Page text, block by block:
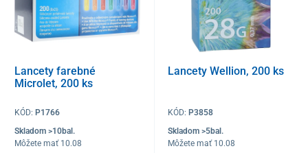
Lancety farebné
Microlet, 200 ks
KÓD: P1766
Skladom >10bal.
Môžete mať 10.08
Lancety Wellion, 200 ks
KÓD:P3858
Skladom >5bal.
Môžete mať 10.08